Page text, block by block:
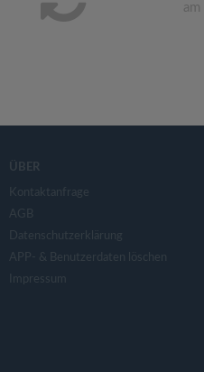
am
ÜBER
Kontaktanfrage
AGB
Datenschutzerklärung
APP- & Benutzerdaten löschen
Impressum